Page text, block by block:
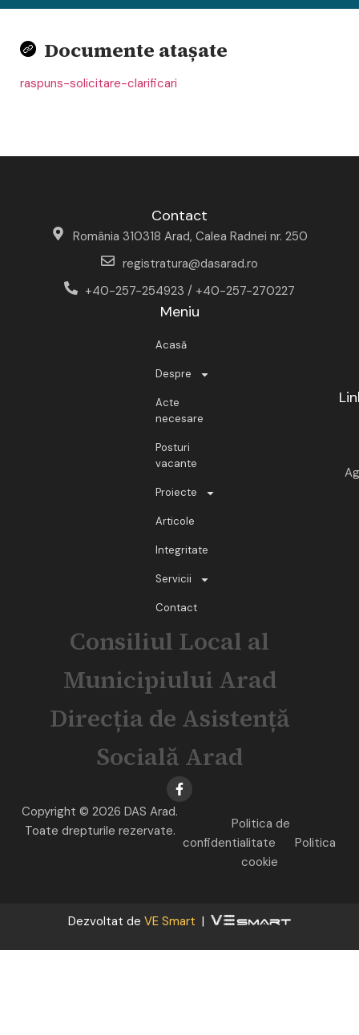
Documente atașate
raspuns-solicitare-clarificari
Contact
România 310318 Arad, Calea Radnei nr. 250
registratura@dasarad.ro
+40-257-254923 / +40-257-270227
Meniu
Acasă
Despre
Acte
necesare
Posturi
vacante
Proiecte
Articole
Integritate
Servicii
Contact
Consiliul Local al
Municipiului Arad
Direcția de Asistență
Socială Arad
Copyright © 2026 DAS Arad.
Toate drepturile rezervate.
Politica de
confidentialitate
Politica
cookie
Dezvoltat de VE Smart |